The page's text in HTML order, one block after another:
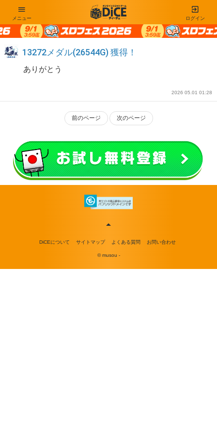
ログイン
メニュー
13272メダル(26544G) 獲得！
ありがとう
2026 05.01 01:28
前のページ 次のページ
DiCEについて サイトマップ よくある質問 お問い合わせ
© musou -